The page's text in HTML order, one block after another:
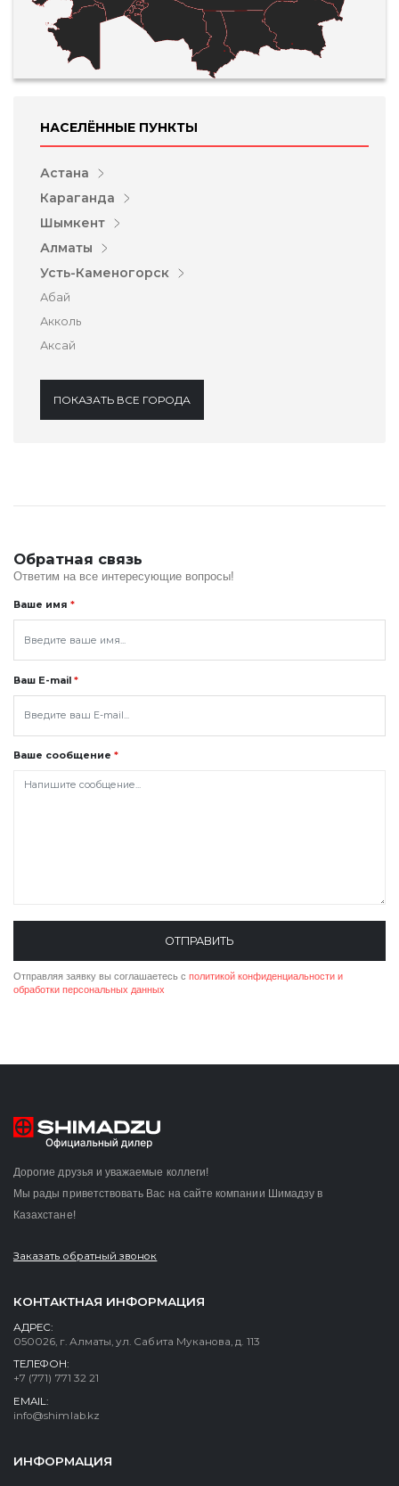
НАСЕЛЁННЫЕ ПУНКТЫ
Астана
Караганда
Шымкент
Алматы
Усть-Каменогорск
Абай
Акколь
Аксай
ПОКАЗАТЬ ВСЕ ГОРОДА
Обратная связь
Ответим на все интересующие вопросы!
Ваше имя *
Ваш E-mail *
Ваше сообщение *
ОТПРАВИТЬ
Отправляя заявку вы соглашаетесь с политикой конфиденциальности и
обработки персональных данных
Дорогие друзья и уважаемые коллеги!
Мы рады приветствовать Вас на сайте компании Шимадзу в
Казахстане!
Заказать обратный звонок
КОНТАКТНАЯ ИНФОРМАЦИЯ
АДРЕС:
050026, г. Алматы, ул. Сабита Муканова, д. 113
ТЕЛЕФОН:
+7 (771) 771 32 21
EMAIL:
info@shimlab.kz
ИНФОРМАЦИЯ